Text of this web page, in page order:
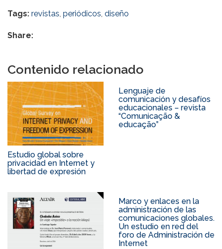
Tags: revistas, periódicos, diseño
Share:
Contenido relacionado
Estudio global sobre
privacidad en Internet y
libertad de expresión
Lenguaje de
comunicación y desafíos
educacionales – revista
“Comunicação &
educação”
Marco y enlaces en la
administración de las
comunicaciones globales.
Un estudio en red del
foro de Administración de
Internet